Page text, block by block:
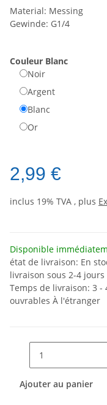
Material: Messing
Gewinde: G1/4
Couleur Blanc
Noir
Argent
Blanc
Or
2,99 €
inclus 19% TVA , plus
Disponible
état de livraison: En
livraison sous 2-4
Temps de livraison: 3 -
ouvrables À l'étranger
Ajouter au panier